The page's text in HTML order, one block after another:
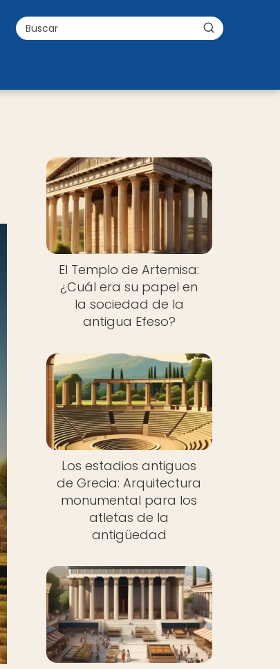
El Templo de Artemisa:
¿Cuál era su papel en
la sociedad de la
antigua Efeso?
Los estadios antiguos
de Grecia: Arquitectura
monumental para los
atletas de la
antigüedad